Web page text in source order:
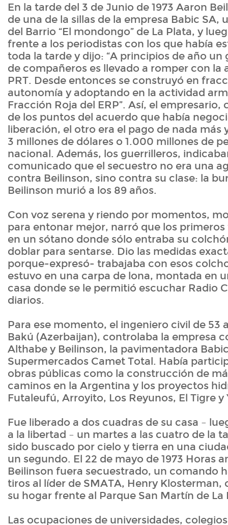
En la tarde del 3 de Junio de 1973 Aaron
de una de la sillas de la empresa Babic SA,
del Barrio “El mondongo” de La Plata, y
frente a los periodistas con los que había
toda la tarde y dijo: “A principios de año
de compañeros es llevado a romper con la
PRT. Desde entonces se construyó en
autonomía y adoptando en la actividad
Fracción Roja del ERP”. Así, el
de los puntos del acuerdo que había
liberación, el otro era el pago de nada más
3 millones de dólares o 1.000 millones de
nacional. Además, los guerrilleros,
comunicado que el secuestro no era una
contra Beilinson, sino contra su clase: la
Beilinson murió a los 89 años.
Con voz serena y riendo por momentos,
para entonar mejor, narró que los primeros
en un sótano donde sólo entraba su
doblar para sentarse. Dio las medidas
porque-expresó- trabajaba con esos
estuvo en una carpa de lona, montada en
casa donde se le permitió escuchar Radio
diarios.
Para ese momento, el ingeniero civil de 53
Bakú (Azerbaijan), controlaba la empresa
Althabe y Beilinson, la pavimentadora
Supermercados Camet Total. Había
obras públicas como la construcción de
caminos en la Argentina y los proyectos
Futaleufú, Arroyito, Los Reyunos, El Tigre y
Fue liberado a dos cuadras de su casa –
a la libertad – un martes a las cuatro de la
sido buscado por cielo y tierra en una
un segundo. El 22 de mayo de 1973 Horas
Beilinson fuera secuestrado, un comando
tiros al líder de SMATA, Henry Klosterman,
su hogar frente al Parque San Martín de La
Las ocupaciones de universidades,